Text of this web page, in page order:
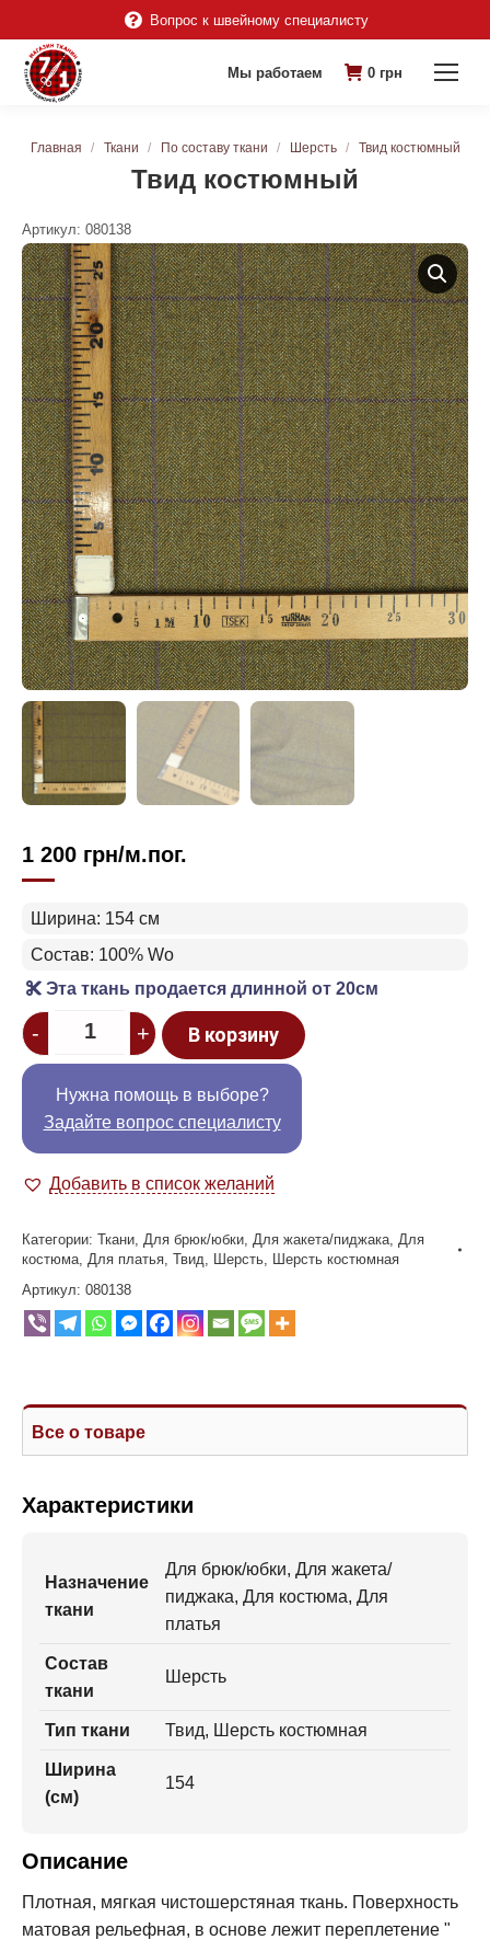
Вопрос к швейному специалисту
Мы работаем 0 грн
Твид костюмный
Вы здесь:
Главная Ткани По составу ткани Шерсть Твид костюмный
Артикул: 080138
1 200 грн/м.пог.
Ширина: 154 см
Состав: 100% Wo
Эта ткань продается длинной от 20см
Quantity
- + В корзину
Нужна помощь в выборе?
Задайте вопрос специалисту
Добавить в список желаний
Категории: Ткани Для брюк/юбки Для жакета/пиджака Для
костюма Для платья Твид Шерсть Шерсть костюмная
Артикул: 080138
Все о товаре
Характеристики
Назначение
ткани
Для брюк/юбки, Для жакета/
пиджака, Для костюма, Для
платья
Состав
ткани
Шерсть
Тип ткани Твид, Шерсть костюмная
Ширина
(см)
154
Описание
Плотная, мягкая чистошерстяная ткань. Поверхность
матовая рельефная, в основе лежит переплетение "